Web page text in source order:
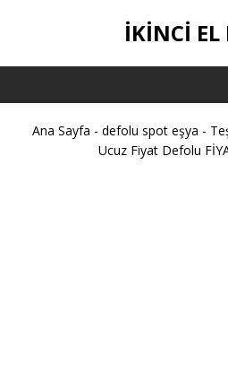
IKINCI EL
Ana Sayfa - defolu spot eşya -
Ucuz Fiyat Defolu